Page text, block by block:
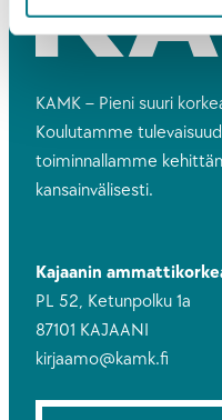
KAMK – Pieni suuri
Koulutamme
toiminnallamme
kansainvälisesti.
Kajaanin
PL 52, Ketunpolku 1a
87101 KAJAANI
kirjaamo@kamk.fi